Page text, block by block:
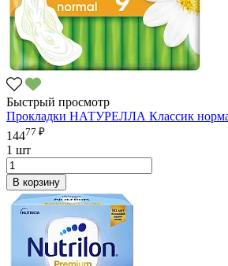
Быстрый просмотр
Прокладки НАТУРЕЛЛА Классик
14477 ₽
1 шт
В корзину